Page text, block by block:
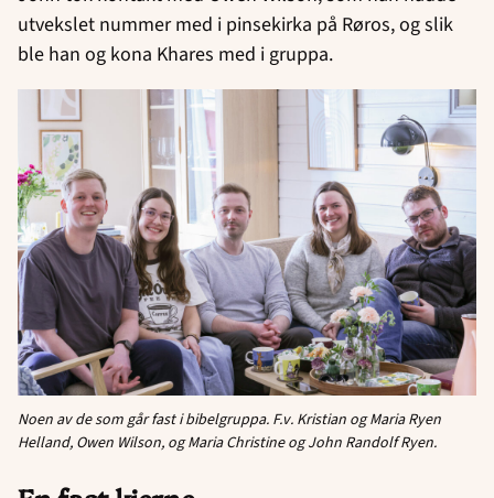
utvekslet nummer med i pinsekirka på Røros, og slik
ble han og kona Khares med i gruppa.
Noen av de som går fast i bibelgruppa. F.v. Kristian og Maria Ryen
Helland, Owen Wilson, og Maria Christine og John Randolf Ryen.